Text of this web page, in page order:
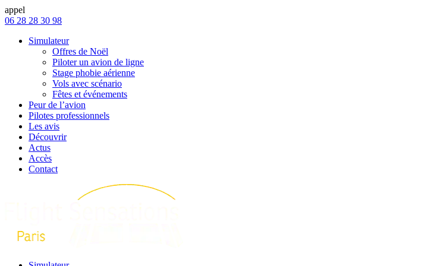
appel
06 28 28 30 98
Simulateur
Offres de Noël
Piloter un avion de ligne
Stage phobie aérienne
Vols avec scénario
Fêtes et événements
Peur de l’avion
Pilotes professionnels
Les avis
Découvrir
Actus
Accès
Contact